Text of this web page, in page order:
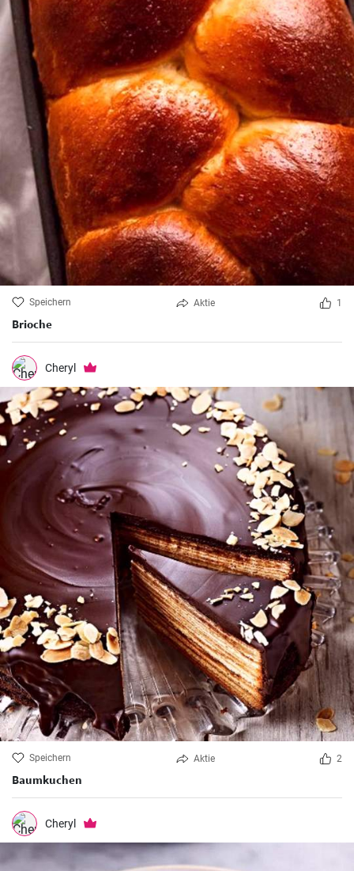
Speichern Aktie 1
Brioche
Cheryl
Speichern Aktie 2
Baumkuchen
Cheryl